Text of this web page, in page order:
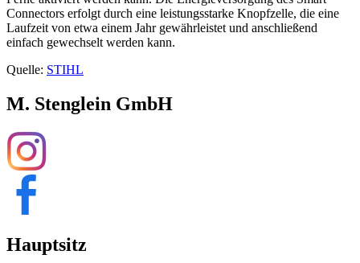
Connectors erfolgt durch eine leistungsstarke Knopfzelle, die eine
Laufzeit von etwa einem Jahr gewährleistet und anschließend
einfach gewechselt werden kann.
Quelle: STIHL
M. Stenglein GmbH
Hauptsitz